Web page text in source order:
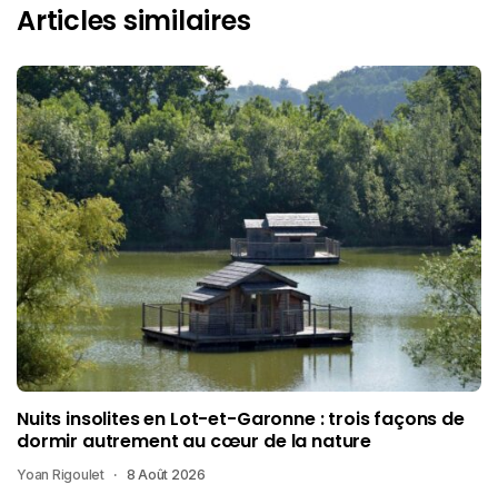
Articles similaires
Nuits insolites en Lot-et-Garonne : trois façons de
dormir autrement au cœur de la nature
Yoan Rigoulet 8 Août 2026